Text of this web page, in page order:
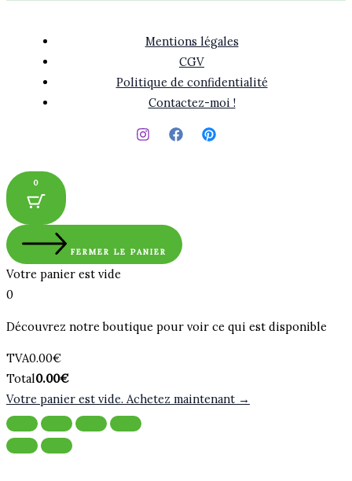
Mentions légales
CGV
Politique de confidentialité
Contactez-moi !
0
FERMER LE PANIER
Votre panier est vide
0
Découvrez notre boutique pour voir ce qui est disponible
Montant
de
la
taxe:
TVA0.00€
Total
du
panier:
Total0.00€
Votre panier est vide. Achetez maintenant →